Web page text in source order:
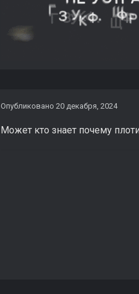
Опубликовано 20 декабря, 2024
Может кто знает почему